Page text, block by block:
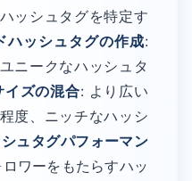
ッシュタグを特定す
ハッシュタグの作成:
ニークなハッシュタ
イズの混合: より広い
度、ニッチなハッシ
ュタグパフォーマン
ワーをもたらすハッ